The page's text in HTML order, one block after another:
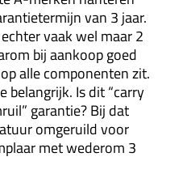
van 3 jaar.
vaak wel maar 2
bij aankoop goed
alle componenten zit.
belangrijk. Is dit “carry
garantie? Bij dat
omgeruild voor
met wederom 3